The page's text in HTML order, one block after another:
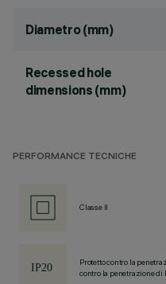
Diametro (mm)
Recessed hole
dimensions (mm)
PERFORMANCE TECNICHE
Classe II
Protetto contro la
contro la penetrazione